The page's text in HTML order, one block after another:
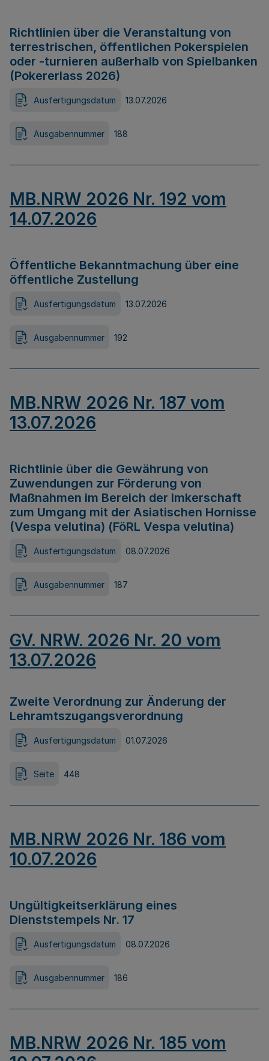
Richtlinien über die Veranstaltung von
terrestrischen, öffentlichen Pokerspielen
oder -turnieren außerhalb von Spielbanken
(Pokererlass 2026)
Ausfertigungsdatum 13.07.2026
Ausgabennummer 188
MB.NRW 2026 Nr. 192 vom
14.07.2026
Öffentliche Bekanntmachung über eine
öffentliche Zustellung
Ausfertigungsdatum 13.07.2026
Ausgabennummer 192
MB.NRW 2026 Nr. 187 vom
13.07.2026
Richtlinie über die Gewährung von
Zuwendungen zur Förderung von
Maßnahmen im Bereich der Imkerschaft
zum Umgang mit der Asiatischen Hornisse
(Vespa velutina) (FöRL Vespa velutina)
Ausfertigungsdatum 08.07.2026
Ausgabennummer 187
GV. NRW. 2026 Nr. 20 vom
13.07.2026
Zweite Verordnung zur Änderung der
Lehramtszugangsverordnung
Ausfertigungsdatum 01.07.2026
Seite 448
MB.NRW 2026 Nr. 186 vom
10.07.2026
Ungültigkeitserklärung eines
Dienststempels Nr. 17
Ausfertigungsdatum 08.07.2026
Ausgabennummer 186
MB.NRW 2026 Nr. 185 vom